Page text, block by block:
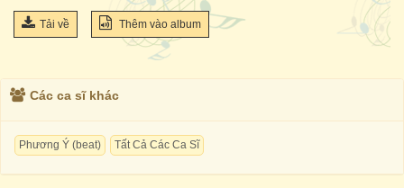
Tải về Thêm vào album
Các ca sĩ khác
Phương Ý (beat) Tất Cả Các Ca Sĩ